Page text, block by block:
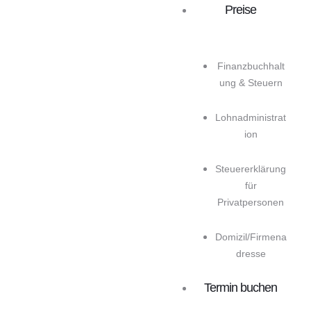
Preise
Finanzbuchhalt
ung & Steuern
Lohnadministrat
ion
Steuererklärung
für
Privatpersonen
Domizil/Firmena
dresse
Termin buchen